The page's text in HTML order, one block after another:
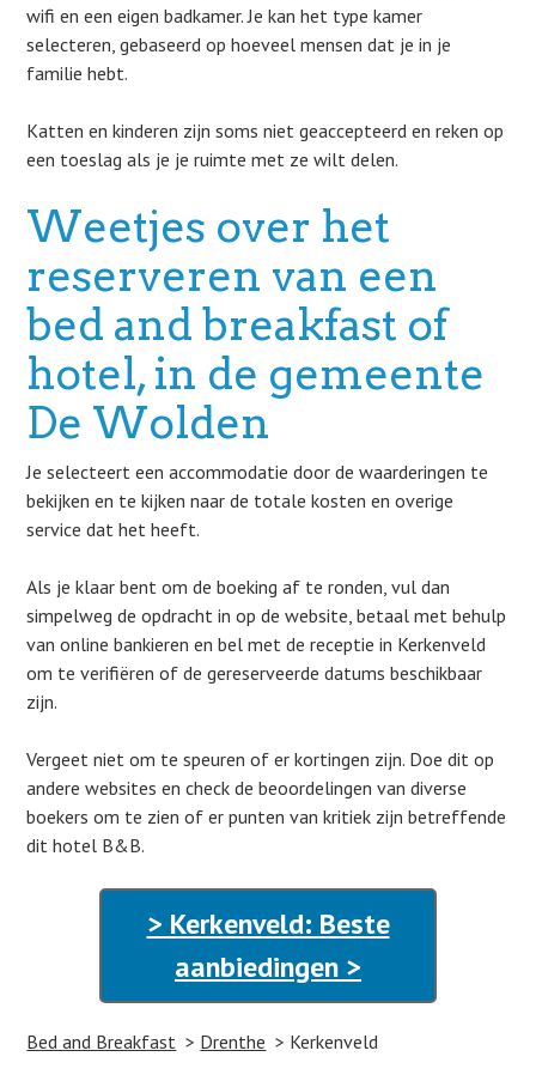
wifi en een eigen badkamer. Je kan het type kamer
selecteren, gebaseerd op hoeveel mensen dat je in je
familie hebt.
Katten en kinderen zijn soms niet geaccepteerd en reken op
een toeslag als je je ruimte met ze wilt delen.
Weetjes over het
reserveren van een
bed and breakfast of
hotel, in de gemeente
De Wolden
Je selecteert een accommodatie door de waarderingen te
bekijken en te kijken naar de totale kosten en overige
service dat het heeft.
Als je klaar bent om de boeking af te ronden, vul dan
simpelweg de opdracht in op de website, betaal met behulp
van online bankieren en bel met de receptie in Kerkenveld
om te verifiëren of de gereserveerde datums beschikbaar
zijn.
Vergeet niet om te speuren of er kortingen zijn. Doe dit op
andere websites en check de beoordelingen van diverse
boekers om te zien of er punten van kritiek zijn betreffende
dit hotel B&B.
> Kerkenveld: Beste
aanbiedingen >
Bed and Breakfast Drenthe Kerkenveld